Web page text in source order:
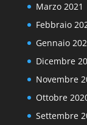
Marzo 2021
Febbraio
Gennaio
Dicembre
Novembre
Ottobre
Settembre